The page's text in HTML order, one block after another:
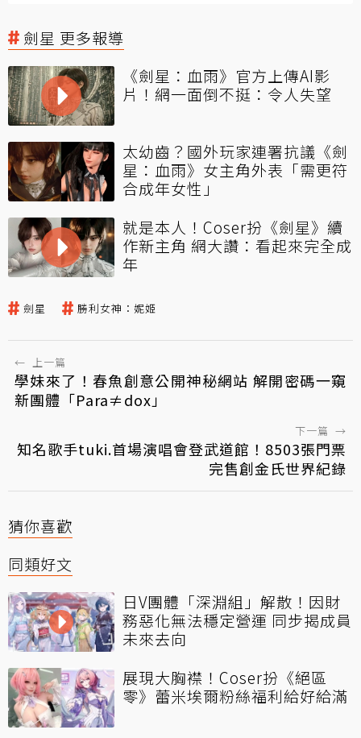
劍星 更多報導
《劍星：血雨》官方上傳AI影
片！網一面倒不挺：令人失望
太幼齒？國外玩家連署抗議《劍
星：血雨》女主角外表「需更符
合成年女性」
就是本人！Coser扮《劍星》續
作新主角 網大讚：看起來完全成
年
劍星 勝利女神：妮姬
← 上一篇
學妹來了！春魚創意公開神秘網站 解開密碼一窺
新團體「Para≠dox」
下一篇 →
知名歌手tuki.首場演唱會登武道館！8503張門票
完售創金氏世界紀錄
猜你喜歡
同類好文
日V團體「深淵組」解散！因財
務惡化無法穩定營運 同步揭成員
未來去向
展現大胸襟！Coser扮《絕區
零》蕾米埃爾粉絲福利給好給滿